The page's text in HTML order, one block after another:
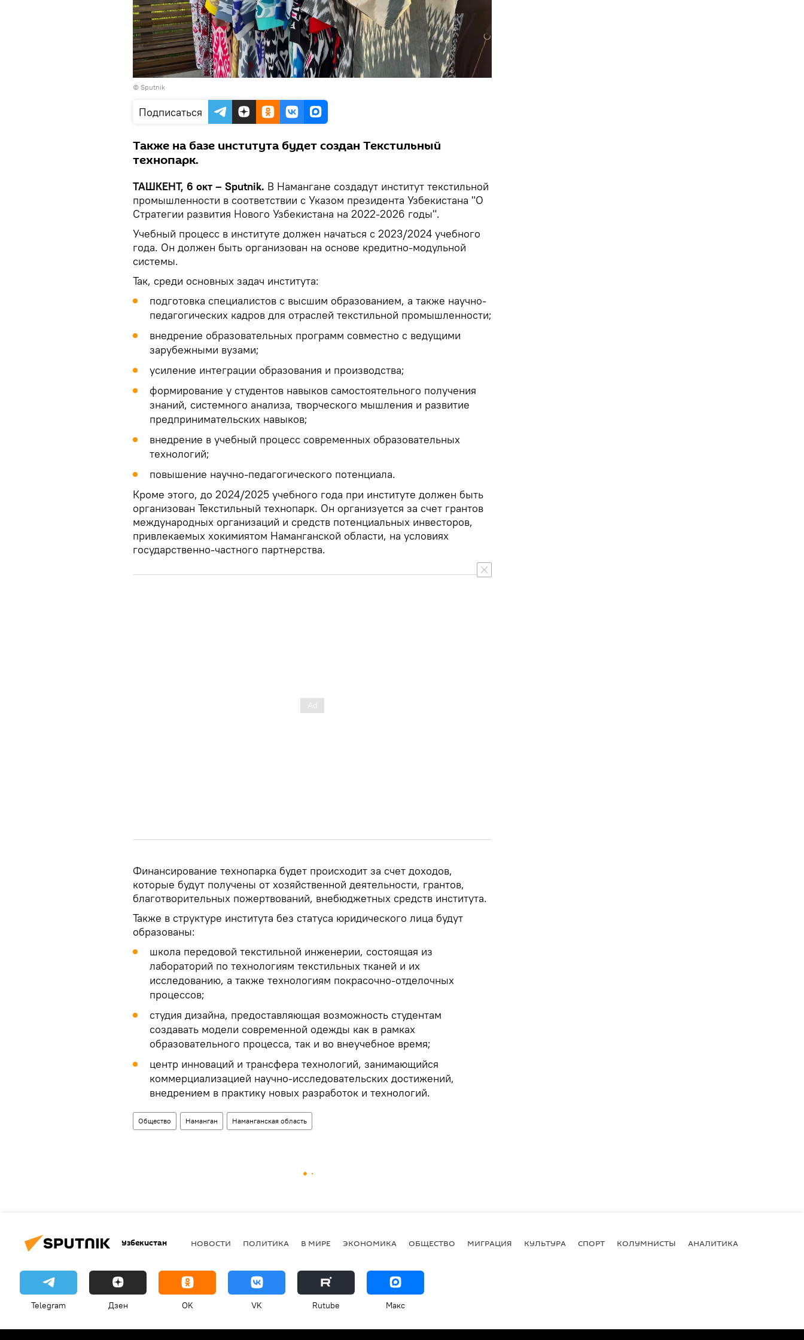
© Sputnik
Подписаться
Также на базе института будет создан Текстильный
технопарк.
ТАШКЕНТ, 6 окт – Sputnik. В Намангане создадут институт текстильной
промышленности в соответствии с Указом президента Узбекистана "О
Стратегии развития Нового Узбекистана на 2022-2026 годы".
Учебный процесс в институте должен начаться с 2023/2024 учебного
года. Он должен быть организован на основе кредитно-модульной
системы.
Так, среди основных задач института:
подготовка специалистов с высшим образованием, а также научно-
педагогических кадров для отраслей текстильной промышленности;
внедрение образовательных программ совместно с ведущими
зарубежными вузами;
усиление интеграции образования и производства;
формирование у студентов навыков самостоятельного получения
знаний, системного анализа, творческого мышления и развитие
предпринимательских навыков;
внедрение в учебный процесс современных образовательных
технологий;
повышение научно-педагогического потенциала.
Кроме этого, до 2024/2025 учебного года при институте должен быть
организован Текстильный технопарк. Он организуется за счет грантов
международных организаций и средств потенциальных инвесторов,
привлекаемых хокимиятом Наманганской области, на условиях
государственно-частного партнерства.
Финансирование технопарка будет происходит за счет доходов,
которые будут получены от хозяйственной деятельности, грантов,
благотворительных пожертвований, внебюджетных средств института.
Также в структуре института без статуса юридического лица будут
образованы:
школа передовой текстильной инженерии, состоящая из
лабораторий по технологиям текстильных тканей и их
исследованию, а также технологиям покрасочно-отделочных
процессов;
студия дизайна, предоставляющая возможность студентам
создавать модели современной одежды как в рамках
образовательного процесса, так и во внеучебное время;
центр инноваций и трансфера технологий, занимающийся
коммерциализацией научно-исследовательских достижений,
внедрением в практику новых разработок и технологий.
Общество Наманган Наманганская область
Узбекистан НОВОСТИ ПОЛИТИКА В МИРЕ ЭКОНОМИКА ОБЩЕСТВО МИГРАЦИЯ КУЛЬТУРА СПОРТ КОЛУМНИСТЫ АНАЛИТИКА
Telegram Дзен OK VK Rutube Макс